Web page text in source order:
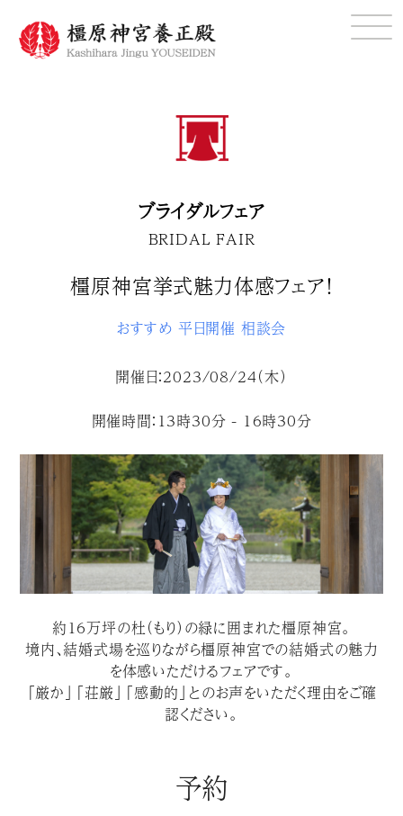
ブライダルフェア
BRIDAL FAIR
橿原神宮挙式魅力体感フェア！
おすすめ 平日開催 相談会
開催日：2023/08/24（木）
開催時間：13時30分 - 16時30分
約１６万坪の杜（もり）の緑に囲まれた橿原神宮。
境内、結婚式場を巡りながら橿原神宮での結婚式の魅力
を体感いただけるフェアです。
「厳か」「荘厳」「感動的」とのお声をいただく理由をご確
認ください。
予約